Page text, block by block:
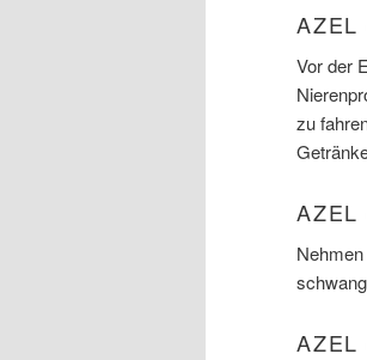
AZEL
Vor der
zu
AZEL
AZEL